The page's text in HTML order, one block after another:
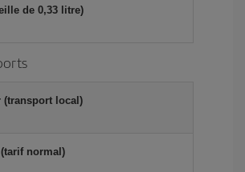
de 0,33 litre)
(transport local)
normal)